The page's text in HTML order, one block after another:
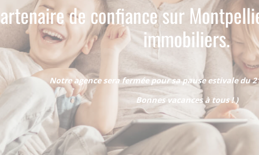
de confiance sur
immobiliers.
Notre agence sera fermée pour sa pause estivale du
Bonnes vacances à tous ! )
BIEN